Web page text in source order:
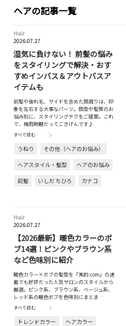
ヘアの記事一覧
Hair
2026.07.27
湿気に負けない！ 前髪の悩み
をスタイリングで解決・おす
すめインバス＆アウトバスア
イテムも
前髪や後れ毛、サイドを含めた顔周りは、印
象を左右する大事なパーツ。顔型や髪質のお
悩み別に、スタイリングテクをご提案。これ
で、梅雨時期だってごきげんです♪
すべて読む
うねり
その他（ヘアのお悩み）
ヘアスタイル・髪型
ヘアのお悩み
前髪
いしだ ちひろ カナコ
Hair
2026.07.27
【2026最新】暖色カラーのボ
ブ14選！ピンクやブラウン系
など色味別に紹介
暖色カラー×ボブの髪型を『美的.com』の連
載でも好評だった人気サロンのスタイルから
厳選。ピンク系、ブラウン系、ベージュ系、
レッド系の暖色ボブを色味別にまとま…
すべて読む
トレンドカラー ヘアカラー